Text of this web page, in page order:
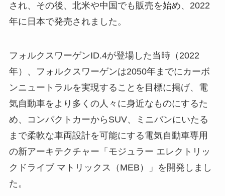
され、その後、北米や中国でも販売を始め、2022
年に日本で発売されました。
フォルクスワーゲンID.4が登場した当時（2022
年）、フォルクスワーゲンは2050年までにカーボ
ンニュートラルを実現することを目標に掲げ、電
気自動車をより多くの人々に身近なものにするた
め、コンパクトカーからSUV、ミニバンにいたる
まで柔軟な車両設計を可能にする電気自動車専用
の新アーキテクチャー「モジュラー エレクトリッ
クドライブ マトリックス（MEB）」を開発しまし
た。